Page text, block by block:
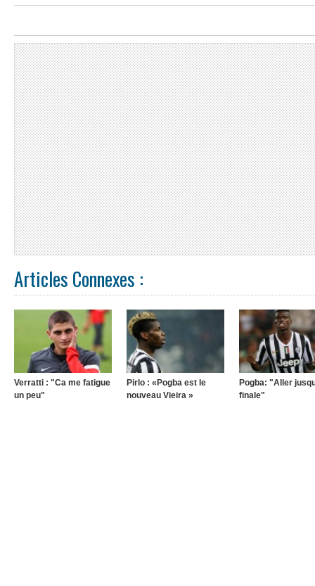
Articles Connexes :
Verratti : "Ca me fatigue
un peu"
Pirlo : «Pogba est le
nouveau Vieira »
Pogba: "Aller
finale"